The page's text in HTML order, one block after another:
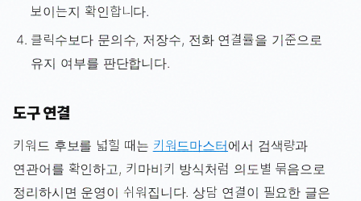
보이는지 확인합니다.
클릭수보다 문의수, 저장수, 전화 연결률을 기준으로
유지 여부를 판단합니다.
도구 연결
키워드 후보를 넓힐 때는 키워드마스터에서 검색량과
연관어를 확인하고, 키마비키 방식처럼 의도별 묶음으로
정리하시면 운영이 쉬워집니다. 상담 연결이 필요한 글은